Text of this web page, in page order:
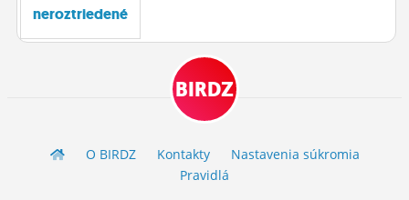
BLOGY
neroztriedené
BIRDZ
O BIRDZ Kontakty
Nastavenia súkromia
Pravidlá